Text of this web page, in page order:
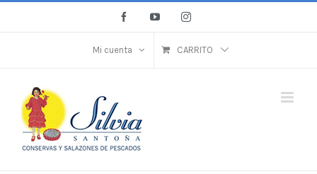
FacebookYouTubeInstagram
Mi cuenta CARRITO